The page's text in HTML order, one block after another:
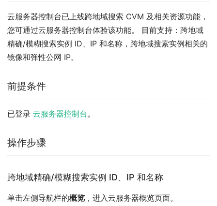
云服务器控制台已上线跨地域搜索 CVM 及相关资源功能，
您可通过云服务器控制台体验该功能。 目前支持：跨地域
精确/模糊搜索实例 ID、IP 和名称，跨地域搜索实例相关的
镜像和弹性公网 IP。
前提条件
已登录 云服务器控制台。
操作步骤
跨地域精确/模糊搜索实例 ID、IP 和名称
单击左侧导航栏的概览 ，进入云服务器概览页面。